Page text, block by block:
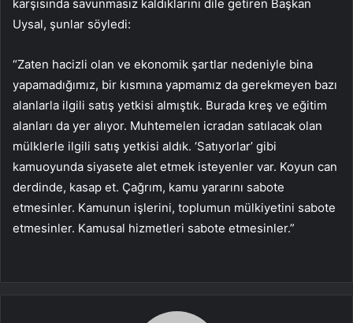
karşısında savunmasız kaldıklarını dile getiren Başkan
Uysal, şunlar söyledi:
“Zaten hacizli olan ve ekonomik şartlar nedeniyle bina
yapamadığımız, bir kısmına yapmamız da gerekmeyen bazı
alanlarla ilgili satış yetkisi almıştık. Burada kreş ve eğitim
alanları da yer alıyor. Muhtemelen icradan satılacak olan
mülklerle ilgili satış yetkisi aldık. ‘Satıyorlar’ gibi
kamuoyunda siyasete alet etmek isteyenler var. Koyun can
derdinde, kasap et. Çağrım, kamu yararını sabote
etmesinler. Kamunun işlerini, toplumun mülkiyetini sabote
etmesinler. Kamusal hizmetleri sabote etmesinler.”